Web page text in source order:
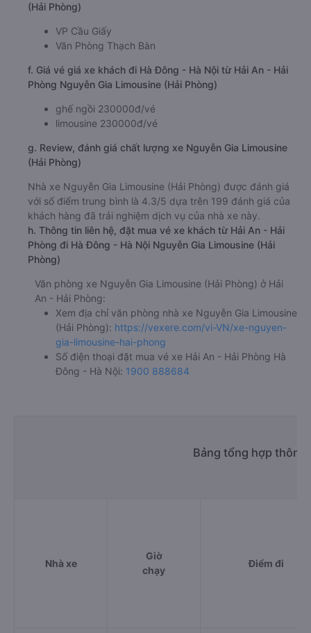
(Hải Phòng)
VP Cầu Giấy
Văn Phòng Thạch Bàn
f. Giá vé giá xe khách đi Hà Đông - Hà Nội từ Hải An - Hải
Phòng Nguyễn Gia Limousine (Hải Phòng)
ghế ngồi 230000đ/vé
limousine 230000đ/vé
g. Review, đánh giá chất lượng xe Nguyễn Gia Limousine
(Hải Phòng)
Nhà xe Nguyễn Gia Limousine (Hải Phòng) được đánh giá
với số điểm trung bình là 4.3/5 dựa trên 199 đánh giá của
khách hàng đã trải nghiệm dịch vụ của nhà xe này.
h. Thông tin liên hệ, đặt mua vé xe khách từ Hải An - Hải
Phòng đi Hà Đông - Hà Nội Nguyễn Gia Limousine (Hải
Phòng)
Văn phòng xe Nguyễn Gia Limousine (Hải Phòng) ở Hải
An - Hải Phòng:
Xem địa chỉ văn phòng nhà xe Nguyễn Gia Limousine
(Hải Phòng): https://vexere.com/vi-VN/xe-nguyen-
gia-limousine-hai-phong
Số điện thoại đặt mua vé xe Hải An - Hải Phòng Hà
Đông - Hà Nội: 1900 888684
Bảng tổng hợp thông
Nhà xe
Giờ
chạy
Điểm đi